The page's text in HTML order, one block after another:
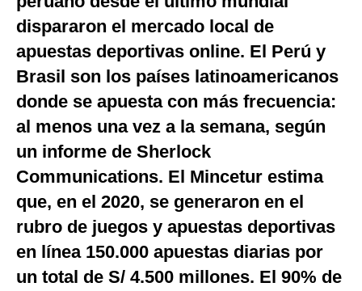
Tecnología
Club del Suscriptor
Mix
G de Gestión
Notas Contratadas
Podcast
Gestión TV
Fotogalerías
dispararon el mercado local de
apuestas deportivas online. El Perú y
Brasil son los países latinoamericanos
donde se apuesta con más frecuencia:
al menos una vez a la semana, según
un informe de Sherlock
Communications. El Mincetur estima
que, en el 2020, se generaron en el
rubro de juegos y apuestas deportivas
en línea 150.000 apuestas diarias por
un total de S/ 4.500 millones. El 90% de